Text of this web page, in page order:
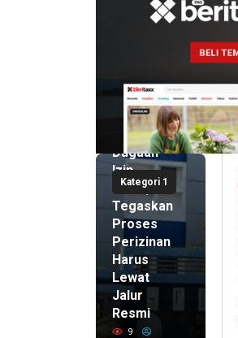
Kategori 1
Deli
Serdang
Bantah
Terlibat
Dugaan
Izin
Palsu,
Tegaskan
Proses
Perizinan
Harus
Lewat
Jalur
Resmi
9